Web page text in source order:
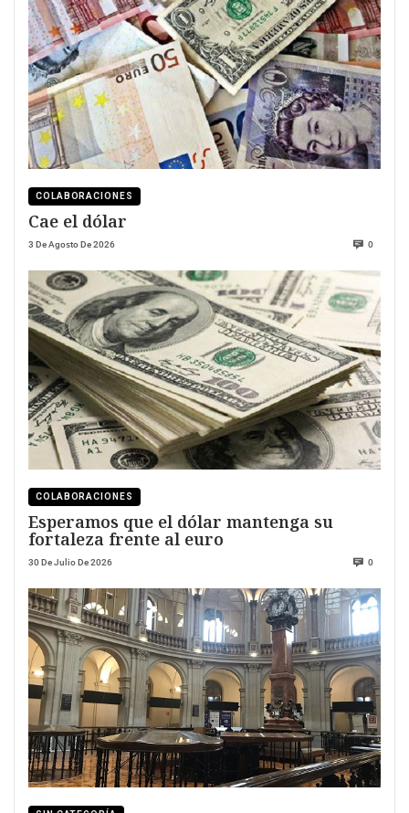
COLABORACIONES
Cae el dólar
3 De Agosto De 2026 0
COLABORACIONES
Esperamos que el dólar mantenga su
fortaleza frente al euro
30 De Julio De 2026 0